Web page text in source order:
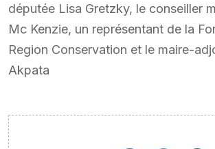
députée Lisa Gretzky, le conseiller
Mc Kenzie, un représentant de la
Region Conservation et le maire-
Akpata